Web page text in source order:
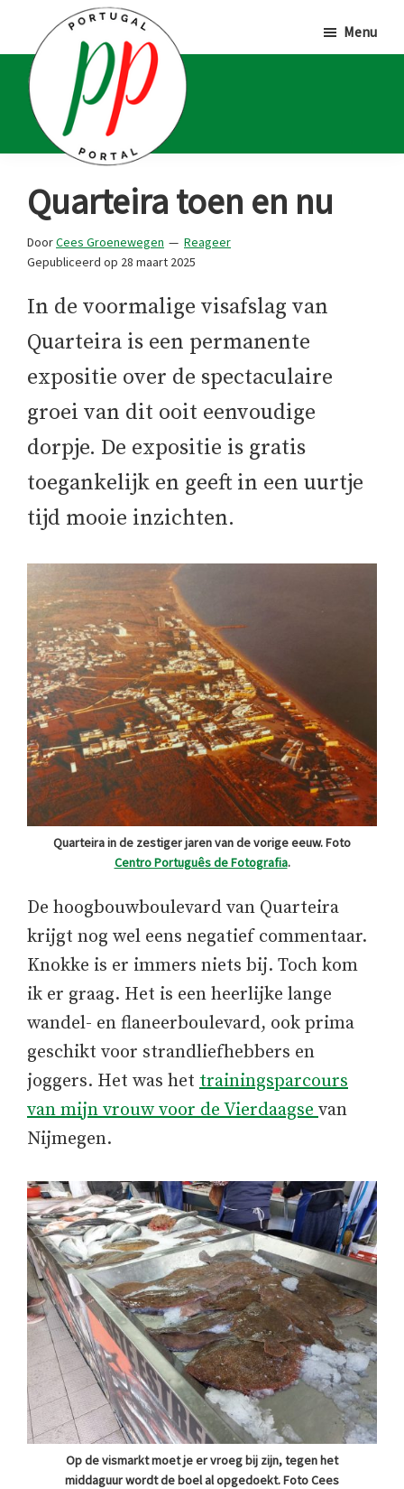
hoofd
inhoud
eerste
sidebar
voettekst
Portal
Portugalliefhebbers
en
-
fanaten
Menu
Quarteira toen en nu
DoorCees Groenewegen
Reageer
Gepubliceerd op 28 maart 2025
In de voormalige visafslag van
Quarteira is een permanente
expositie over de spectaculaire
groei van dit ooit eenvoudige
dorpje. De expositie is gratis
toegankelijk en geeft in een uurtje
tijd mooie inzichten.
Quarteira in de zestiger jaren van de vorige eeuw. Foto
Centro Português de Fotografia.
De hoogbouwboulevard van Quarteira
krijgt nog wel eens negatief commentaar.
Knokke is er immers niets bij. Toch kom
ik er graag. Het is een heerlijke lange
wandel- en flaneerboulevard, ook prima
geschikt voor strandliefhebbers en
joggers. Het was het trainingsparcours
van mijn vrouw voor de Vierdaagsevan
Nijmegen.
Op de vismarkt moet je er vroeg bij zijn, tegen het
middaguur wordt de boel al opgedoekt. Foto Cees